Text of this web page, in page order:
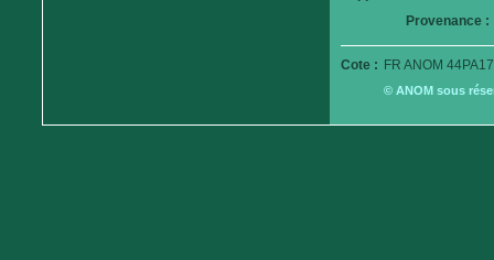
Provenance :
Cote : FR ANOM
© ANOM sous